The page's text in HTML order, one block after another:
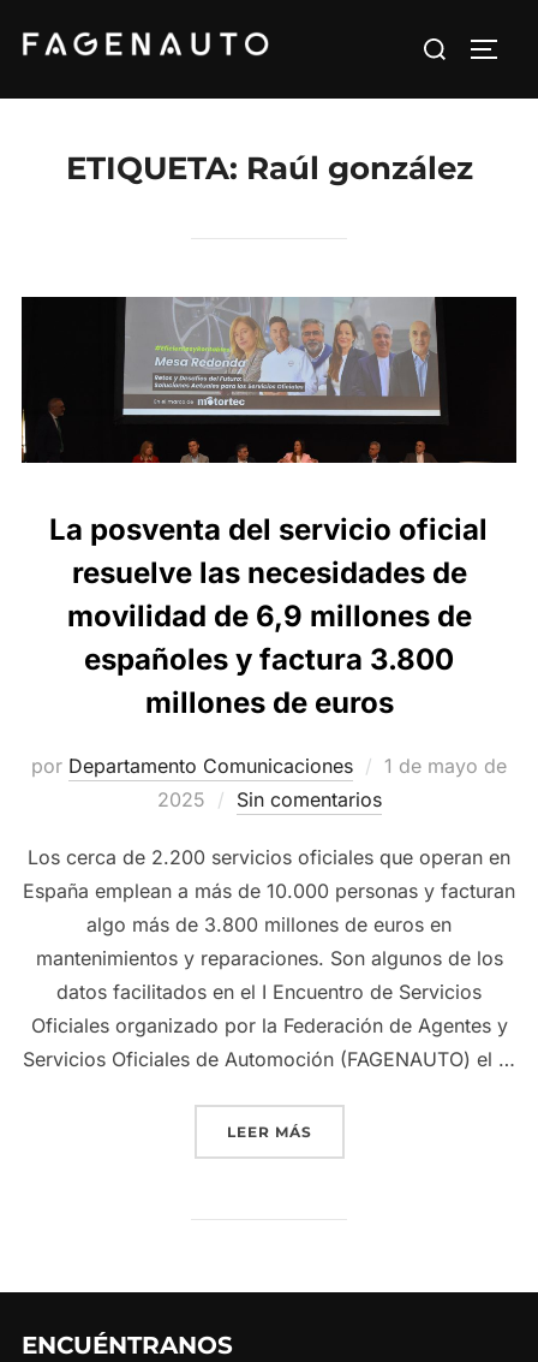
Buscar:
ETIQUETA: Raúl gonzález
La posventa del servicio oficial
resuelve las necesidades de
movilidad de 6,9 millones de
españoles y factura 3.800
millones de euros
por Departamento Comunicaciones
Publicado
1 de mayo de
2025
Sin comentarios
Los cerca de 2.200 servicios oficiales que operan en
España emplean a más de 10.000 personas y facturan
algo más de 3.800 millones de euros en
mantenimientos y reparaciones. Son algunos de los
datos facilitados en el I Encuentro de Servicios
Oficiales organizado por la Federación de Agentes y
Servicios Oficiales de Automoción (FAGENAUTO) el …
LEER MÁS«LA POSVENTA DEL
ENCUÉNTRANOS